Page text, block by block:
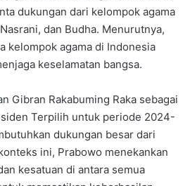
dukungan dari kelompok agama
dan Budha. Menurutnya,
kelompok agama di Indonesia
keselamatan bangsa.
Gibran Rakabuming Raka sebagai
Terpilih untuk periode 2024-
dukungan besar dari
ini, Prabowo menekankan
kesatuan di antara semua